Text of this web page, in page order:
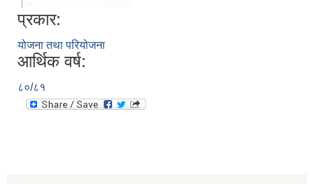
प्रकार:
योजना तथा परियोजना
आर्थिक वर्ष:
८०/८१